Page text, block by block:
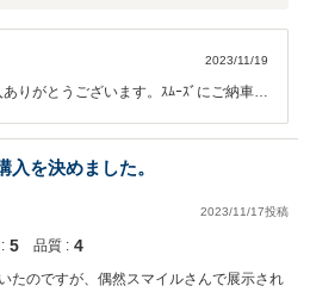
2023/11/19
りがとうございます。ｽﾑｰｽﾞにご納車ま
ロスビーの楽しさを味わっていただけ
待ちしております！
を決めました。
2023/11/17投稿
5 品質 : 4
たのですが、偶然スマイルさんで展示され